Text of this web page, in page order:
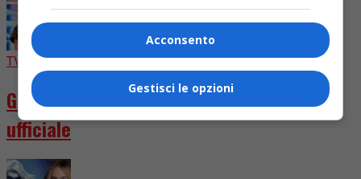
TV 3 giorni fa
GFVIP, svelata la prima concorrente
ufficiale
Acconsento
Gestisci le opzioni